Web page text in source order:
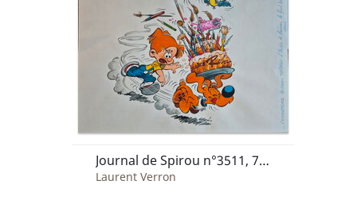
Journal de Spirou n°3511, 75 ans Roba
Laurent Verron